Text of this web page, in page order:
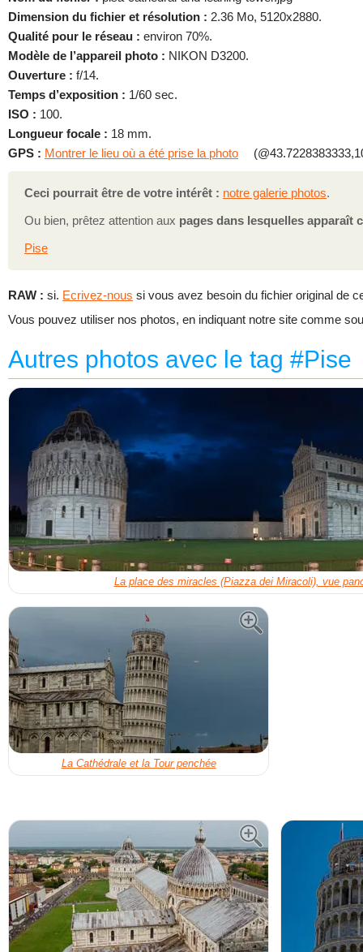
Dimension du fichier et résolution : 2.36 Mo, 5120x2880.
Qualité pour le réseau : environ 70%.
Modèle de l’appareil photo : NIKON D3200.
Ouverture : f/14.
Temps d’exposition : 1/60 sec.
ISO : 100.
Longueur focale : 18 mm.
GPS : Montrer le lieu où a été prise la photo
Ceci pourrait être de votre intérêt : notre galerie photos.
Ou bien, prêtez attention aux pages dans lesquelles apparaît
Pise
RAW : si. Ecrivez-nous si vous avez besoin du fichier original de
Vous pouvez utiliser nos photos, en indiquant notre site comme
Autres photos avec le tag #Pise
La place des miracles (Piazza dei Miracoli), vue
La Cathédrale et la Tour penchée